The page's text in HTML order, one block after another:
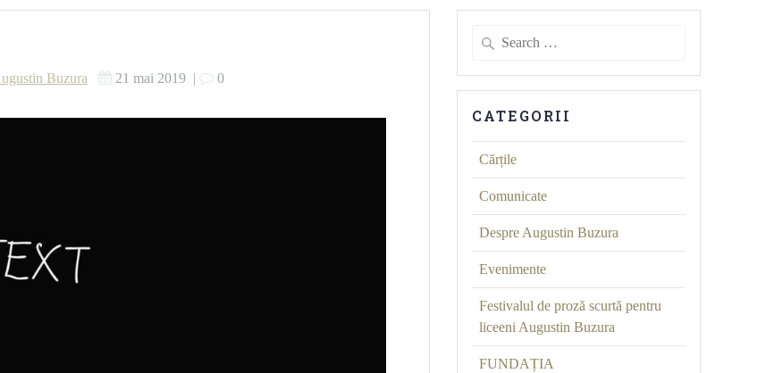
Buzura 21 mai 2019 | 0
Search
CATEGORII
Cărțile
Comunicate
Despre Augustin Buzura
Evenimente
Festivalul de proză scurtă pentru
liceeni Augustin Buzura
FUNDAȚIA